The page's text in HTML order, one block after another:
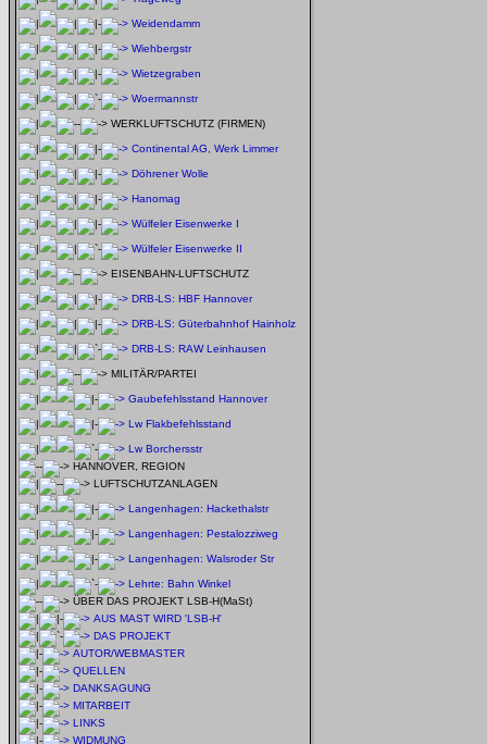
Weidendamm
Wiehbergstr
Wietzegraben
Woermannstr
WERKLUFTSCHUTZ (FIRMEN)
Continental AG, Werk Limmer
Döhrener Wolle
Hanomag
Wülfeler Eisenwerke I
Wülfeler Eisenwerke II
EISENBAHN-LUFTSCHUTZ
DRB-LS: HBF Hannover
DRB-LS: Güterbahnhof Hainholz
DRB-LS: RAW Leinhausen
MILITÄR/PARTEI
Gaubefehlsstand Hannover
Lw Flakbefehlsstand
Lw Borchersstr
HANNOVER, REGION
LUFTSCHUTZANLAGEN
Langenhagen: Hackethalstr
Langenhagen: Pestalozziweg
Langenhagen: Walsroder Str
Lehrte: Bahn Winkel
ÜBER DAS PROJEKT LSB-H(MaSt)
AUS MAST WIRD 'LSB-H'
DAS PROJEKT
AUTOR/WEBMASTER
QUELLEN
DANKSAGUNG
MITARBEIT
LINKS
WIDMUNG